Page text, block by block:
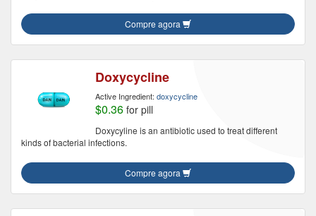
Compre agora
Doxycycline
Active Ingredient: doxycycline
$0.36 for pill
Doxycyline is an antibiotic used to treat different
kinds of bacterial infections.
Compre agora